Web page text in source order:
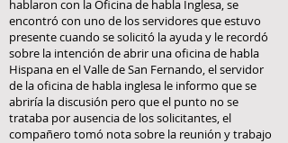
hablaron con la Oficina de habla Inglesa, se
encontró con uno de los servidores que estuvo
presente cuando se solicitó la ayuda y le recordó
sobre la intención de abrir una oficina de habla
Hispana en el Valle de San Fernando, el servidor
de la oficina de habla inglesa le informo que se
abriría la discusión pero que el punto no se
trataba por ausencia de los solicitantes, el
compañero tomó nota sobre la reunión y trabajo